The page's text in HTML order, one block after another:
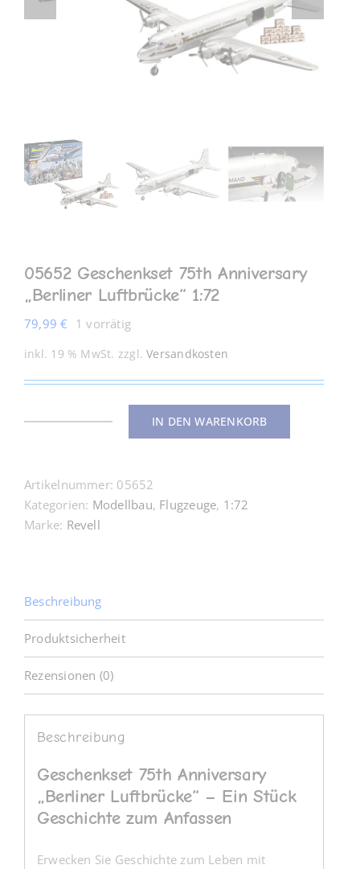
05652 Geschenkset 75th Anniversary
„Berliner Luftbrücke“ 1:72
79,99€ 1 vorrätig
inkl. 19 % MwSt. zzgl.Versandkosten
Anniversary
"Berliner
Luftbrücke"
IN DEN WARENKORB
Artikelnummer: 05652
Kategorien: Modellbau, Flugzeuge, 1:72
Marke: Revell
Beschreibung
Produktsicherheit
Rezensionen (0)
Beschreibung
Geschenkset 75th Anniversary
„Berliner Luftbrücke“ – Ein Stück
Geschichte zum Anfassen
Erwecken Sie Geschichte zum Leben mit